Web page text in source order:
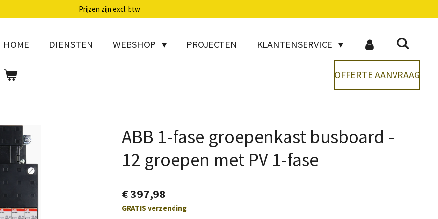
Prijzen zijn excl. btw
HOME DIENSTEN WEBSHOP PROJECTEN KLANTENSERVICE
OFFERTE AANVRAAG
ABB 1-fase groepenkast busboard -
12 groepen met PV 1-fase
€ 397,98
GRATIS verzending